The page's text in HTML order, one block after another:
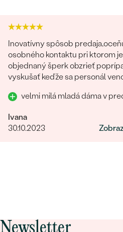
Inovatívny spôsob
osobného kontaktu pri ktorom
objednaný šperk obzrieť
vyskušať keďže sa personál
velmi milá mladá dáma v
Ivana
30.10.2023
Newsletter